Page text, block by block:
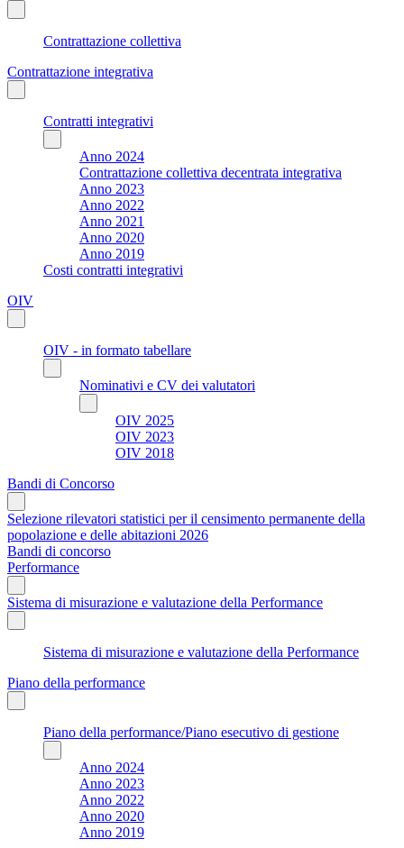
Contrattazione collettiva
Contrattazione integrativa
Contratti integrativi
Anno 2024
Contrattazione collettiva decentrata integrativa
Anno 2023
Anno 2022
Anno 2021
Anno 2020
Anno 2019
Costi contratti integrativi
OIV
OIV - in formato tabellare
Nominativi e CV dei valutatori
OIV 2025
OIV 2023
OIV 2018
Bandi di Concorso
Selezione rilevatori statistici per il censimento permanente della
popolazione e delle abitazioni 2026
Bandi di concorso
Performance
Sistema di misurazione e valutazione della Performance
Sistema di misurazione e valutazione della Performance
Piano della performance
Piano della performance/Piano esecutivo di gestione
Anno 2024
Anno 2023
Anno 2022
Anno 2020
Anno 2019